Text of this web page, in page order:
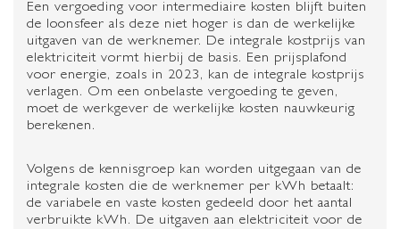
Een vergoeding voor intermediaire kosten blijft buiten
de loonsfeer als deze niet hoger is dan de werkelijke
uitgaven van de werknemer. De integrale kostprijs van
elektriciteit vormt hierbij de basis. Een prijsplafond
voor energie, zoals in 2023, kan de integrale kostprijs
verlagen. Om een onbelaste vergoeding te geven,
moet de werkgever de werkelijke kosten nauwkeurig
berekenen.
Volgens de kennisgroep kan worden uitgegaan van de
integrale kosten die de werknemer per kWh betaalt:
de variabele en vaste kosten gedeeld door het aantal
verbruikte kWh. De uitgaven aan elektriciteit voor de